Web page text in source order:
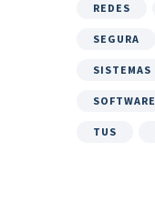
REDES
SEGURA
SISTEMAS
SOFTWARE
TUS